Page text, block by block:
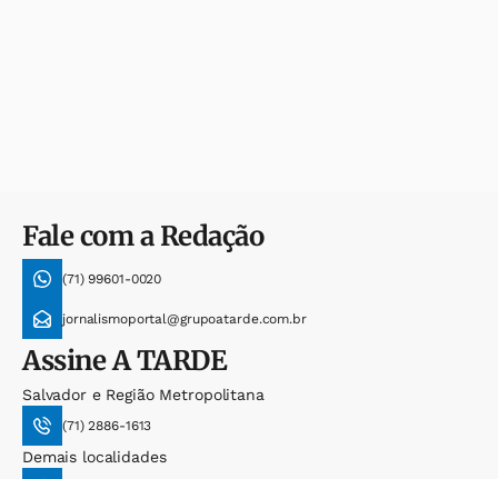
Fale com a Redação
(71) 99601-0020
jornalismoportal@grupoatarde.com.br
AssineA TARDE
Salvador e Região Metropolitana
(71) 2886-1613
Demais localidades